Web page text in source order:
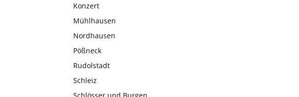
Konzert
Mühlhausen
Nordhausen
Pößneck
Rudolstadt
Schleiz